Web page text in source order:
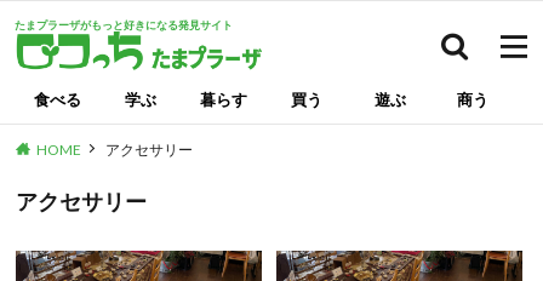
たまプラーザがもっと好きになる発見サイト
食べる 学ぶ 暮らす 買う 遊ぶ 商う
HOME アクセサリー
アクセサリー